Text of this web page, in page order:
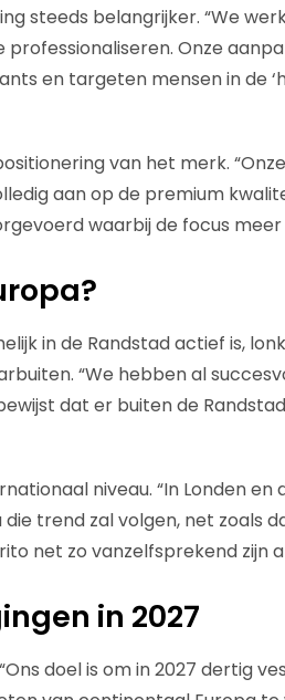
steeds belangrijker. “We
Onze
en targeten mensen in de
van het merk.
aan op de premium
waarbij de focus
in de Randstad actief is,
“We hebben al
dat er buiten de
niveau. “In Londen en
trend zal volgen, net zoals
net zo vanzelfsprekend zijn
in 2027
doel is om in 2027 dertig